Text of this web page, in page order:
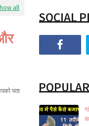
all
पता
SOCIAL